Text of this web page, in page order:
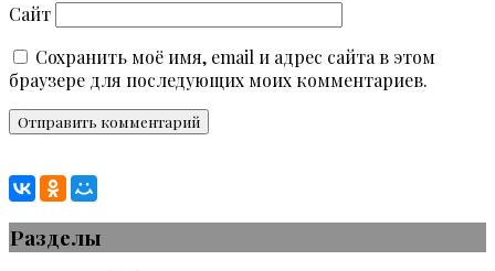
Сайт
Сохранить моё имя, email и адрес сайта в этом
браузере для последующих моих комментариев.
Разделы